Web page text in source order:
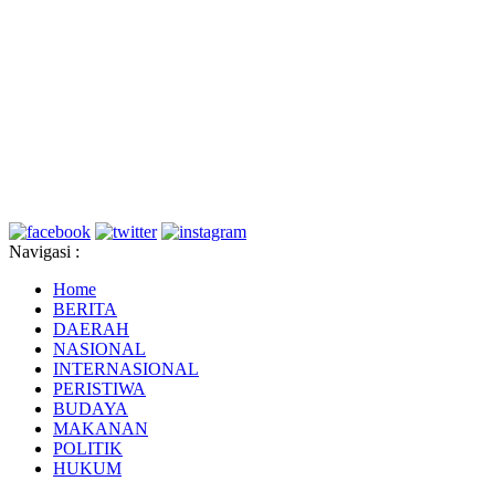
Navigasi :
Home
BERITA
DAERAH
NASIONAL
INTERNASIONAL
PERISTIWA
BUDAYA
MAKANAN
POLITIK
HUKUM